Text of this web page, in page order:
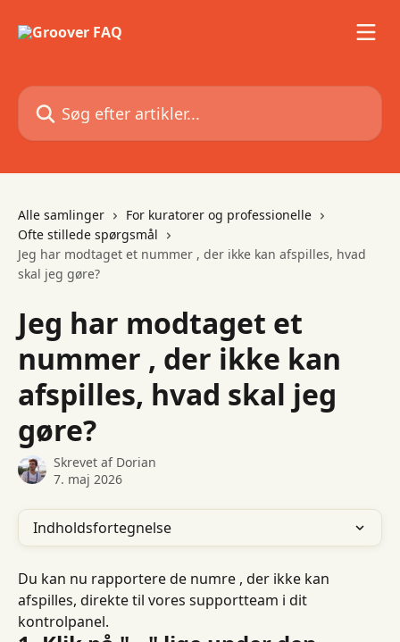
Søg efter artikler...
Alle samlinger
For kuratorer og professionelle
Ofte stillede spørgsmål
Jeg har modtaget et nummer , der ikke kan afspilles, hvad
skal jeg gøre?
Jeg har modtaget et
nummer , der ikke kan
afspilles, hvad skal jeg
gøre?
Skrevet af Dorian
7. maj 2026
Indholdsfortegnelse
Du kan nu rapportere de numre , der ikke kan
afspilles, direkte til vores supportteam i dit
kontrolpanel.